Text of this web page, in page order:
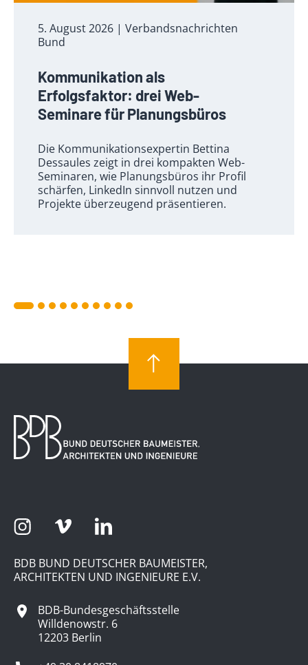
5. August 2026 | Verbandsnachrichten
Bund
Kommunikation als
Erfolgsfaktor: drei Web-
Seminare für Planungsbüros
Die Kommunikationsexpertin Bettina
Dessaules zeigt in drei kompakten Web-
Seminaren, wie Planungsbüros ihr Profil
schärfen, LinkedIn sinnvoll nutzen und
Projekte überzeugend präsentieren.
BDB BUND DEUTSCHER BAUMEISTER,
ARCHITEKTEN UND INGENIEURE E.V.
BDB-Bundesgeschäftsstelle
Willdenowstr. 6
12203 Berlin